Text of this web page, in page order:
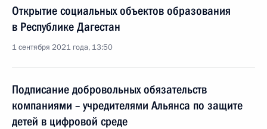
Открытие социальных объектов образования
в Республике Дагестан
1 сентября 2021 года, 13:50
Подписание добровольных обязательств
компаниями – учредителями Альянса по защите
детей в цифровой среде